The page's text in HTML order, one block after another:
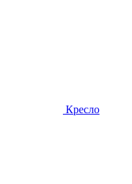
Кресло